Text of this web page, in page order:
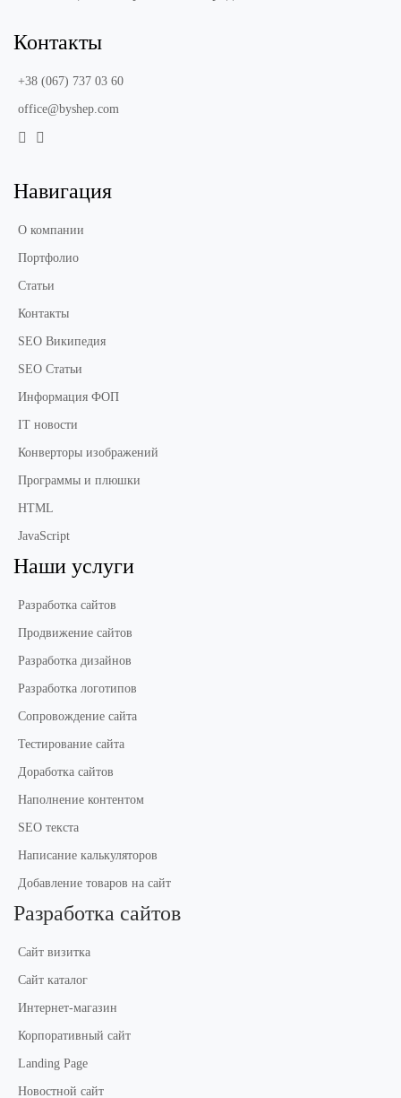
Контакты
+38 (067) 737 03 60
office@byshep.com
Навигация
О компании
Портфолио
Статьи
Контакты
SEO Википедия
SEO Статьи
Информация ФОП
IT новости
Конверторы изображений
Программы и плюшки
HTML
JavaScript
Наши услуги
Разработка сайтов
Продвижение сайтов
Разработка дизайнов
Разработка логотипов
Сопровождение сайта
Тестирование сайта
Доработка сайтов
Наполнение контентом
SEO текста
Написание калькуляторов
Добавление товаров на сайт
Разработка сайтов
Сайт визитка
Сайт каталог
Интернет-магазин
Корпоративный сайт
Landing Page
Новостной сайт